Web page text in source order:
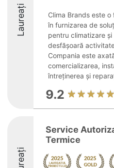
Laureați
Clima Brands este
în furnizarea de
pentru climatizare
desfășoară
Compania este
comercializarea,
întreținerea și
9.2
Service
Termice